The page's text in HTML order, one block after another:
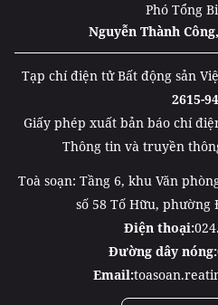
Phó Tổng
Nguyễn Thành
Tạp chí điện tử Bất động sản
2615-
Giấy phép xuất bản báo chí
Thông tin và truyền
Toà soạn: Tầng 6, khu Văn
số 58 Tố Hữu, phường
Điện thoại:
Đường dây nóng:
Email: